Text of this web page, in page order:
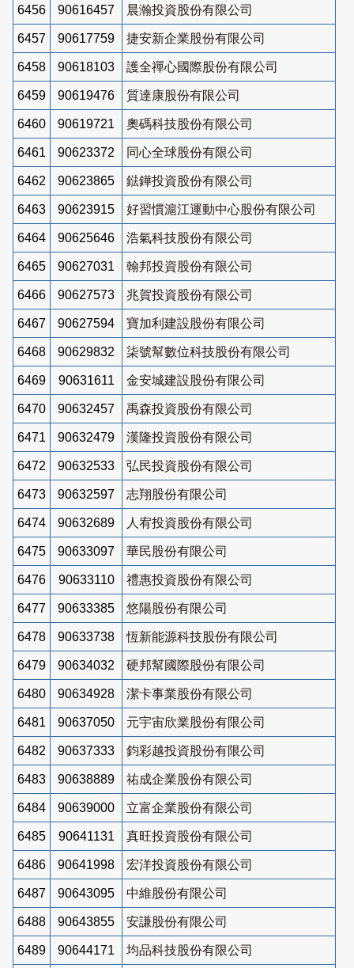
6456 90616457 晨瀚投資股份有限公司
6457 90617759 捷安新企業股份有限公司
6458 90618103 護全禪心國際股份有限公司
6459 90619476 質達康股份有限公司
6460 90619721 奧碼科技股份有限公司
6461 90623372 同心全球股份有限公司
6462 90623865 鍅鏵投資股份有限公司
6463 90623915 好習慣滬江運動中心股份有限公司
6464 90625646 浩氣科技股份有限公司
6465 90627031 翰邦投資股份有限公司
6466 90627573 兆賀投資股份有限公司
6467 90627594 寶加利建設股份有限公司
6468 90629832 柒號幫數位科技股份有限公司
6469 90631611 金安城建設股份有限公司
6470 90632457 禹森投資股份有限公司
6471 90632479 漢隆投資股份有限公司
6472 90632533 弘民投資股份有限公司
6473 90632597 志翔股份有限公司
6474 90632689 人宥投資股份有限公司
6475 90633097 華民股份有限公司
6476 90633110 禮惠投資股份有限公司
6477 90633385 悠陽股份有限公司
6478 90633738 恆新能源科技股份有限公司
6479 90634032 硬邦幫國際股份有限公司
6480 90634928 潔卡事業股份有限公司
6481 90637050 元宇宙欣業股份有限公司
6482 90637333 鈞彩越投資股份有限公司
6483 90638889 祐成企業股份有限公司
6484 90639000 立富企業股份有限公司
6485 90641131 真旺投資股份有限公司
6486 90641998 宏洋投資股份有限公司
6487 90643095 中維股份有限公司
6488 90643855 安謙股份有限公司
6489 90644171 均品科技股份有限公司